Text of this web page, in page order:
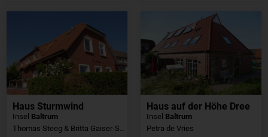
Haus Sturmwind
Insel Baltrum
Haus auf der Höhe Dree
Insel Baltrum
Petra de Vries